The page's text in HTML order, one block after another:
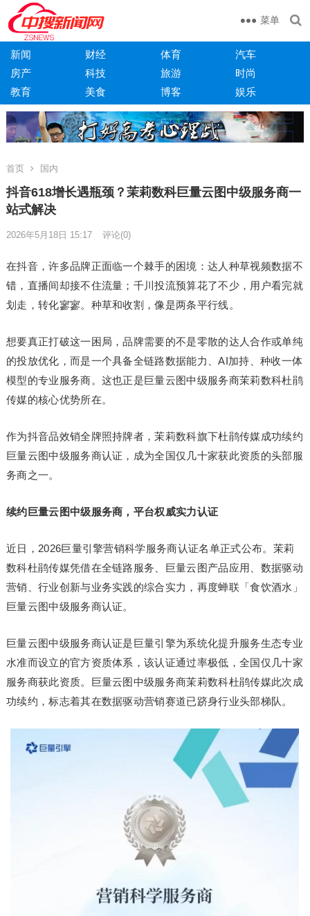
菜单
新闻 财经 体育
汽车
房产
科技 旅游
时尚
教育
美食 博客 娱乐
首页 国内
抖音618增长遇瓶颈？茉莉数科巨量云图中级服务商一
站式解决
2026年5月18日 15:17 评论(0)
在抖音，许多品牌正面临一个棘手的困境：达人种草视频数据不
错，直播间却接不住流量；千川投流预算花了不少，用户看完就
划走，转化寥寥。种草和收割，像是两条平行线。
想要真正打破这一困局，品牌需要的不是零散的达人合作或单纯
的投放优化，而是一个具备全链路数据能力、AI加持、种收一体
模型的专业服务商。这也正是巨量云图中级服务商茉莉数科杜鹃
传媒的核心优势所在。
作为抖音品效销全牌照持牌者，茉莉数科旗下杜鹃传媒成功续约
巨量云图中级服务商认证，成为全国仅几十家获此资质的头部服
务商之一。
续约巨量云图中级服务商，平台权威实力认证
近日，2026巨量引擎营销科学服务商认证名单正式公布。茉莉
数科杜鹃传媒凭借在全链路服务、巨量云图产品应用、数据驱动
营销、行业创新与业务实践的综合实力，再度蝉联「食饮酒水」
巨量云图中级服务商认证。
巨量云图中级服务商认证是巨量引擎为系统化提升服务生态专业
水准而设立的官方资质体系，该认证通过率极低，全国仅几十家
服务商获此资质。巨量云图中级服务商茉莉数科杜鹃传媒此次成
功续约，标志着其在数据驱动营销赛道已跻身行业头部梯队。